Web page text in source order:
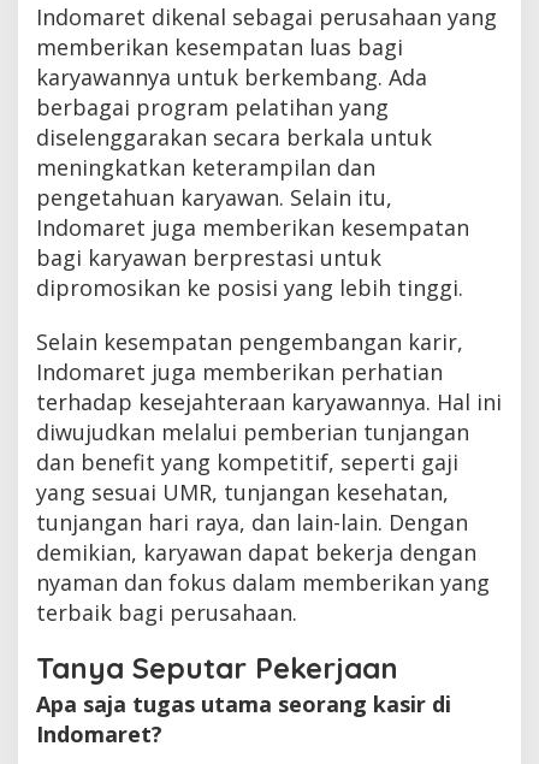
Indomaret dikenal sebagai perusahaan yang
memberikan kesempatan luas bagi
karyawannya untuk berkembang. Ada
berbagai program pelatihan yang
diselenggarakan secara berkala untuk
meningkatkan keterampilan dan
pengetahuan karyawan. Selain itu,
Indomaret juga memberikan kesempatan
bagi karyawan berprestasi untuk
dipromosikan ke posisi yang lebih tinggi.
Selain kesempatan pengembangan karir,
Indomaret juga memberikan perhatian
terhadap kesejahteraan karyawannya. Hal ini
diwujudkan melalui pemberian tunjangan
dan benefit yang kompetitif, seperti gaji
yang sesuai UMR, tunjangan kesehatan,
tunjangan hari raya, dan lain-lain. Dengan
demikian, karyawan dapat bekerja dengan
nyaman dan fokus dalam memberikan yang
terbaik bagi perusahaan.
Tanya Seputar Pekerjaan
Apa saja tugas utama seorang kasir di
Indomaret?